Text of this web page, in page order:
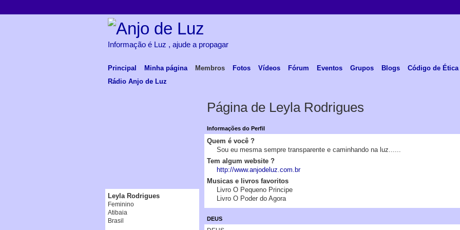
Informação é Luz , ajude a propagar
Principal Minha página Membros Fotos Vídeos Fórum Eventos Grupos Blogs
Código de Ética
Rádio Anjo de Luz
Leyla Rodrigues
Feminino
Atibaia
Brasil
Página de Leyla Rodrigues
Informações do Perfil
Quem é você ?
Sou eu mesma sempre transparente e caminhando na luz......
Tem algum website ?
http://www.anjodeluz.com.br
Musicas e livros favoritos
Livro O Pequeno Principe
Livro O Poder do Agora
DEUS